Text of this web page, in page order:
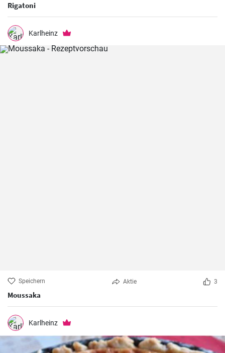
Rigatoni
Karlheinz
Speichern Aktie 3
Moussaka
Karlheinz